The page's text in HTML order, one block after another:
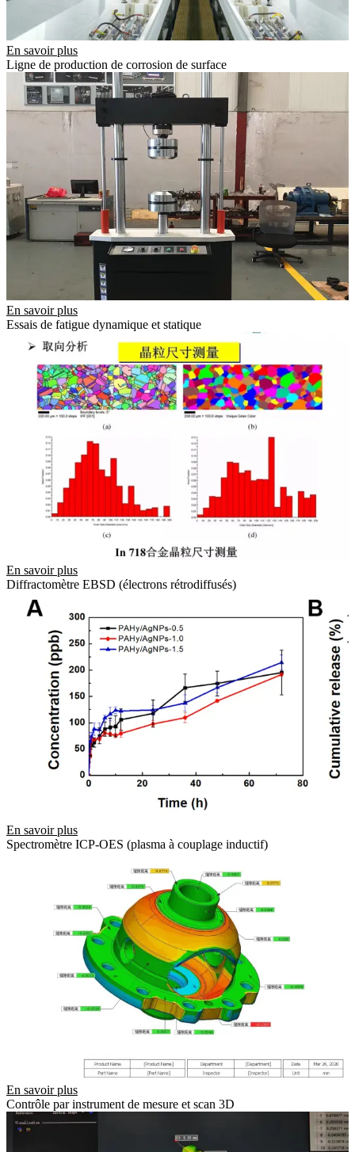
En savoir plus
Ligne de production de corrosion de surface
En savoir plus
Essais de fatigue dynamique et statique
En savoir plus
Diffractomètre EBSD (électrons rétrodiffusés)
En savoir plus
Spectromètre ICP-OES (plasma à couplage inductif)
En savoir plus
Contrôle par instrument de mesure et scan 3D